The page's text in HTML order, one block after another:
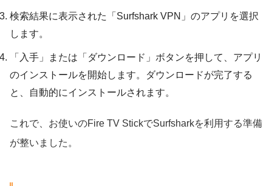
検索結果に表示された「Surfshark VPN」のアプリを選択
します。
「入手」または「ダウンロード」ボタンを押して、アプリ
のインストールを開始します。ダウンロードが完了する
と、自動的にインストールされます。
これで、お使いのFire TV StickでSurfsharkを利用する準備
が整いました。